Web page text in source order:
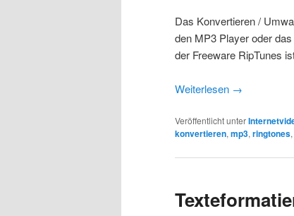
Das Konvertieren /
den MP3 Player oder
der Freeware RipTunes
Weiterlesen →
Veröffentlicht unter
konvertieren, mp3, ringtones,